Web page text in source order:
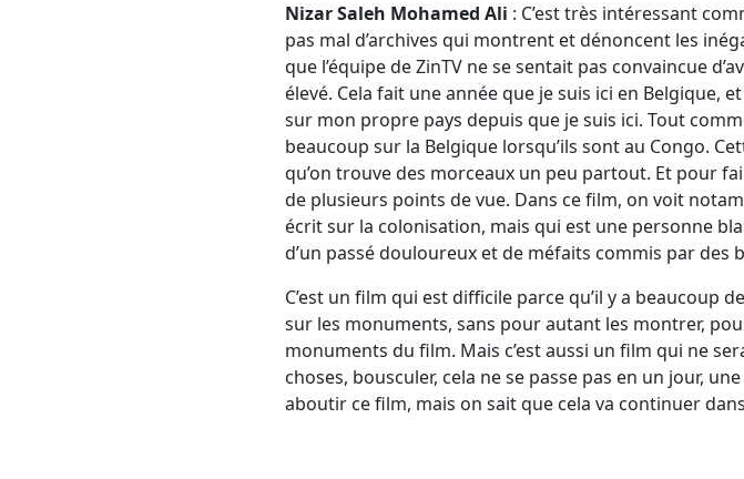
Nizar Saleh Mohamed Ali : C’est très intéressant
pas mal d’archives qui montrent et dénoncent les
que l’équipe de ZinTV ne se sentait pas convaincue
élevé. Cela fait une année que je suis ici en Belgique,
sur mon propre pays depuis que je suis ici. Tout
beaucoup sur la Belgique lorsqu’ils sont au Congo.
qu’on trouve des morceaux un peu partout. Et pour
de plusieurs points de vue. Dans ce film, on voit
écrit sur la colonisation, mais qui est une personne
d’un passé douloureux et de méfaits commis par des
C’est un film qui est difficile parce qu’il y a beaucoup
sur les monuments, sans pour autant les montrer,
monuments du film. Mais c’est aussi un film qui ne
choses, bousculer, cela ne se passe pas en un jour,
aboutir ce film, mais on sait que cela va continuer